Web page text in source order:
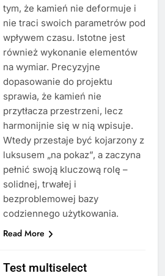
tym, że kamień nie deformuje i
nie traci swoich parametrów pod
wpływem czasu. Istotne jest
również wykonanie elementów
na wymiar. Precyzyjne
dopasowanie do projektu
sprawia, że kamień nie
przytłacza przestrzeni, lecz
harmonijnie się w nią wpisuje.
Wtedy przestaje być kojarzony z
luksusem „na pokaz”, a zaczyna
pełnić swoją kluczową rolę –
solidnej, trwałej i
bezproblemowej bazy
codziennego użytkowania.
Read More
Test multiselect